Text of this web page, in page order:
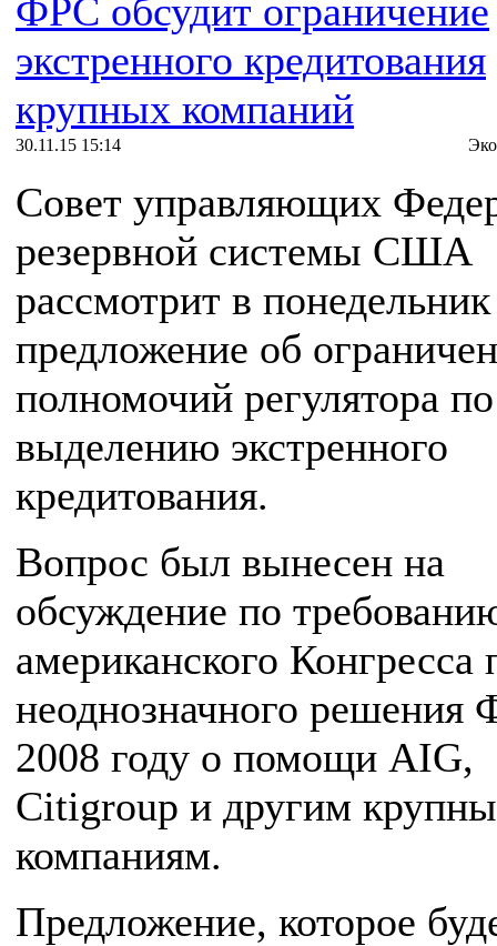
ФРС обсудит ограничение
экстренного кредитования
крупных компаний
30.11.15 15:14
Совет управляющих
резервной системы США
рассмотрит в понедельник
предложение об
полномочий регулятора по
выделению экстренного
кредитования.
Вопрос был вынесен на
обсуждение по
американского Конгресса
неоднозначного решения
2008 году о помощи AIG,
Citigroup и другим
компаниям.
Предложение, которое